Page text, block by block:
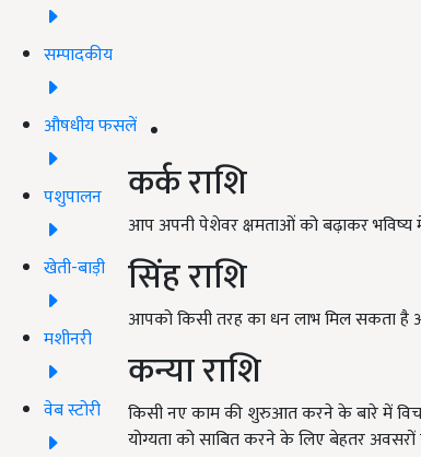
सम्पादकीय
औषधीय फसलें
पशुपालन
खेती-बाड़ी
मशीनरी
वेब स्टोरी
कर्क राशि
आप अपनी पेशेवर क्षमताओं को बढ़ाकर
सिंह राशि
आपको किसी तरह का धन लाभ मिल सकता
कन्या राशि
किसी नए काम की शुरुआत करने के बारे में
योग्यता को साबित करने के लिए बेहतर अवसरों